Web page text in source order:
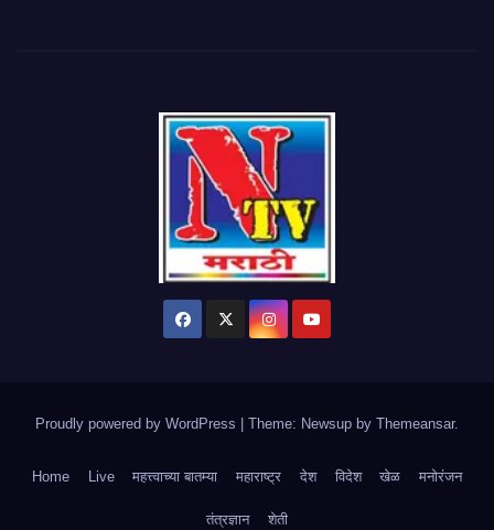
Proudly powered by WordPress Theme: Newsup by Themeansar.
Home Live महत्त्वाच्या बातम्या महाराष्ट्र देश विदेश खेळ मनोरंजन
तंत्रज्ञान शेती